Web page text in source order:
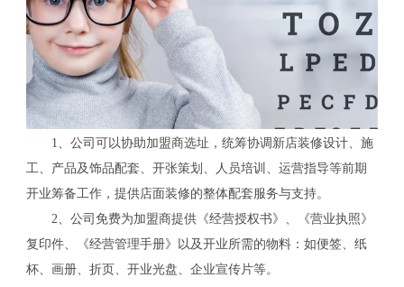
1、公司可以协助加盟商选址，统筹协调新店装修设计、施
工、产品及饰品配套、开张策划、人员培训、运营指导等前期
开业筹备工作，提供店面装修的整体配套服务与支持。
2、公司免费为加盟商提供《经营授权书》、《营业执照》
复印件、《经营管理手册》以及开业所需的物料：如便签、纸
杯、画册、折页、开业光盘、企业宣传片等。